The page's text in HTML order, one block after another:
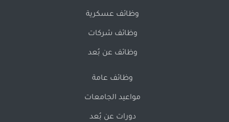
وظائف عسكرية
وظائف شركات
وظائف عن بُعد
وظائف عامة
مواعيد الجامعات
دورات عن بُعد